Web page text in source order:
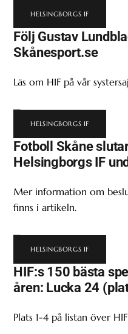
HELSINGBORGS IF
Följ Gustav
Skånesport.se
Läs om HIF på vår
HELSINGBORGS IF
Fotboll Skåne
Helsingborgs IF
Mer information om
finns i artikeln.
HELSINGBORGS IF
HIF:s 150 bästa
åren: Lucka 24
Plats 1-4 på listan över